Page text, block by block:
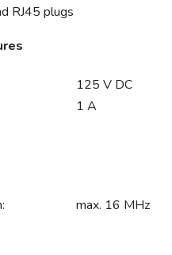
RJ45 plugs
125 V DC
1 A
max. 16 MHz